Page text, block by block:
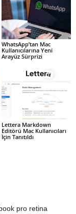
WhatsApp’tan Mac
Kullanıcılarına Yeni
Arayüz Sürprizi
Lettera Markdown
Editörü Mac Kullanıcıları
İçin Tanıtıldı
pro retina